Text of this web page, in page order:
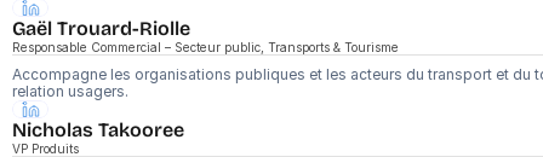
Gaël Trouard-Riolle
Responsable Commercial – Secteur public, Transports & Tourisme
Accompagne les organisations publiques et les acteurs du transport et du
relation usagers.
Nicholas Takooree
VP Produits